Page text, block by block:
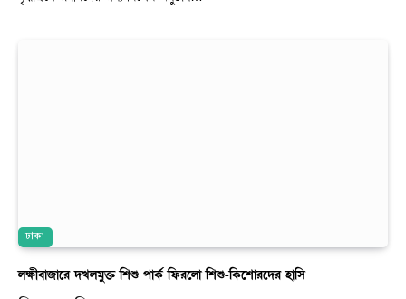
ঢাকা
লক্ষীবাজারে দখলমুক্ত শিশু পার্ক ফিরলো শিশু-কিশোরদের হাসি